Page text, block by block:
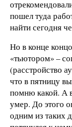
пошел туда
найти сегодня
Но в конце
«тьютором» –
(расстройство
что в пятницу
помню какой. А
умер. До этого
одним из таких